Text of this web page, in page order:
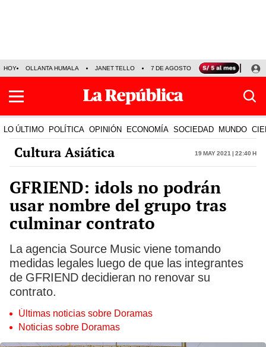
HOY OLLANTA HUMALA JANET TELLO 7 DE AGOSTO TINKA RESULTADOS
LO ÚLTIMO POLÍTICA OPINIÓN ECONOMÍA SOCIEDAD MUNDO
Cultura Asiática 19 May 2021 | 22:40 h
GFRIEND: idols no podrán
usar nombre del grupo tras
culminar contrato
La agencia Source Music viene tomando
medidas legales luego de que las integrantes
de GFRIEND decidieran no renovar su
contrato.
Últimas noticias sobre Doramas
Noticias sobre Doramas